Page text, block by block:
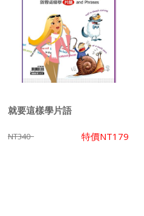
就要這樣學片語
NT340 特價NT179